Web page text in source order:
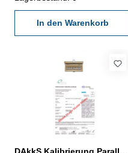
den gültigen Vorschriften von
VDI/VDE/DGQ 2618 oder
nach angegebenen
In den Warenkorb
DAkkS Kalibrierung Parallelendmaß-Prüfsatz 14-teilig für Mikrometer